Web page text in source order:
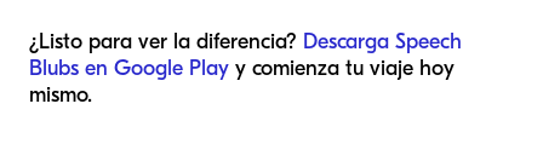
¿Listo para ver la diferencia? Descarga Speech
Blubs en Google Play y comienza tu viaje hoy
mismo.